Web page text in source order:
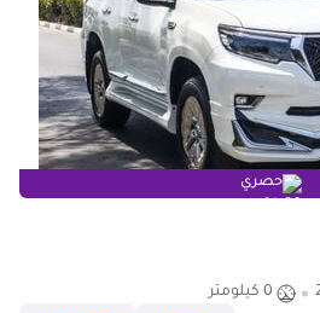
حصري
0 كيلومتر